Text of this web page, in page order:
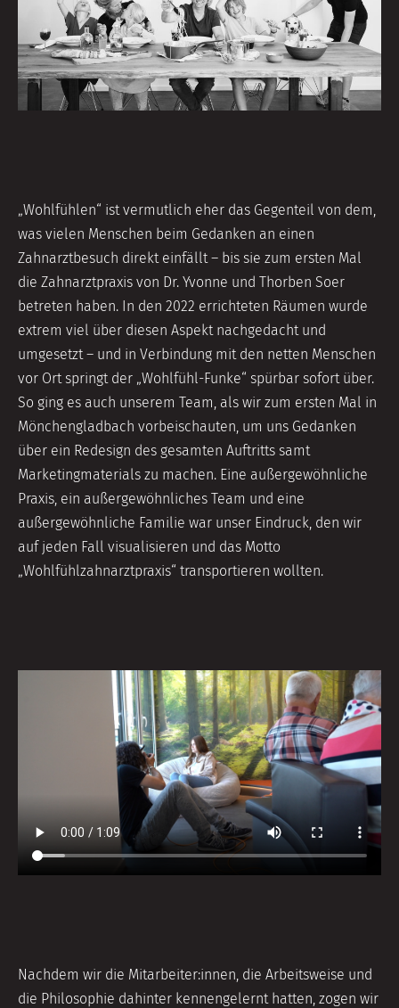
„Wohlfühlen“ ist vermutlich eher das Gegenteil von dem,
was vielen Menschen beim Gedanken an einen
Zahnarztbesuch direkt einfällt – bis sie zum ersten Mal
die Zahnarztpraxis von Dr. Yvonne und Thorben Soer
betreten haben. In den 2022 errichteten Räumen wurde
extrem viel über diesen Aspekt nachgedacht und
umgesetzt – und in Verbindung mit den netten Menschen
vor Ort springt der „Wohlfühl-Funke“ spürbar sofort über.
So ging es auch unserem Team, als wir zum ersten Mal in
Mönchengladbach vorbeischauten, um uns Gedanken
über ein Redesign des gesamten Auftritts samt
Marketingmaterials zu machen. Eine außergewöhnliche
Praxis, ein außergewöhnliches Team und eine
außergewöhnliche Familie war unser Eindruck, den wir
auf jeden Fall visualisieren und das Motto
„Wohlfühlzahnarztpraxis“ transportieren wollten.
Nachdem wir die Mitarbeiter:innen, die Arbeitsweise und
die Philosophie dahinter kennengelernt hatten, zogen wir